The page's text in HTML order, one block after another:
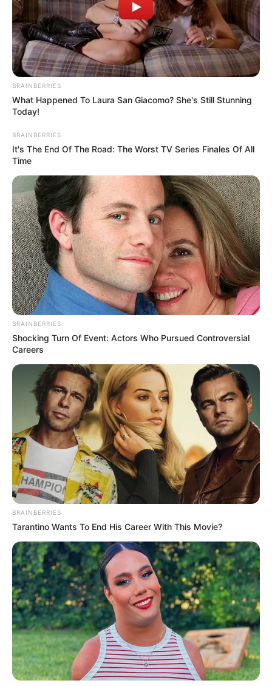
BRAINBERRIES
What Happened To Laura San Giacomo? She's Still Stunning
Today!
BRAINBERRIES
It's The End Of The Road: The Worst TV Series Finales Of All
Time
BRAINBERRIES
Shocking Turn Of Event: Actors Who Pursued Controversial
Careers
BRAINBERRIES
Tarantino Wants To End His Career With This Movie?